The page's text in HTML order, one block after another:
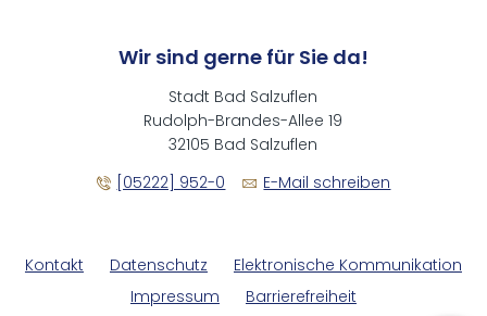
Wir sind gerne für Sie da!
Stadt Bad Salzuflen
Rudolph-Brandes-Allee 19
32105 Bad Salzuflen
[05222] 952-0
E-Mail schreiben
Kontakt Datenschutz
Elektronische Kommunikation
Impressum
Barrierefreiheit